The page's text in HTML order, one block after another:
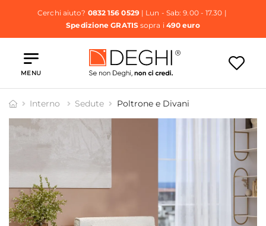
Cerchi aiuto? 0832 156 0529| Lun - Sab: 9.00 - 17.30 |
Spedizione GRATISsopra i 490 euro
MENU
Interno Sedute Poltrone e Divani